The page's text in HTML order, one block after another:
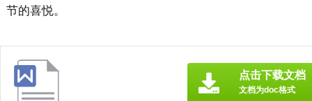
节的喜悦。
点击下载文档
文档为doc格式